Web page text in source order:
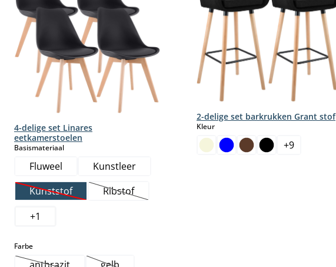
4-delige set Linares
eetkamerstoelen
Basismateriaalselect
Fluweel
Kunstleer
Kunststof(Deze optie is momenteel niet beschikbaar.)
Ribstof(Deze optie is momenteel niet beschikbaar.)
+1
Farbeselect
2-delige set barkrukken Grant stof
Kleurselect
+9